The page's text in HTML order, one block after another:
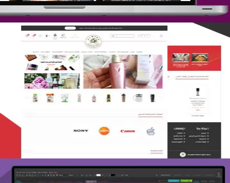
تصميم متجر لمار
التفاصيل